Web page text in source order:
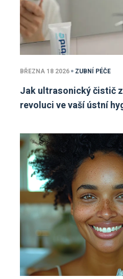
BŘEZNA 18 2026 ZUBNÍ PÉČE
Jak ultrasonický čistič
revoluci ve vaší ústní